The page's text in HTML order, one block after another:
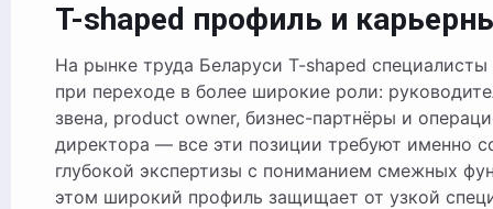
T-shaped профиль и
На рынке труда Беларуси T-shaped
при переходе в более широкие роли:
звена, product owner, бизнес-партнёры и
директора — все эти позиции требуют именно
глубокой экспертизы с пониманием смежных
этом широкий профиль защищает от узкой